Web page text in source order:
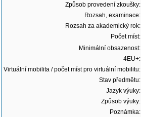
Způsob provedení zkoušky:
Rozsah, examinace:
Rozsah za akademický rok:
Počet míst:
Minimální obsazenost:
4EU+:
Virtuální mobilita / počet míst pro virtuální mobilitu:
Stav předmětu:
Jazyk výuky:
Způsob výuky:
Poznámka: